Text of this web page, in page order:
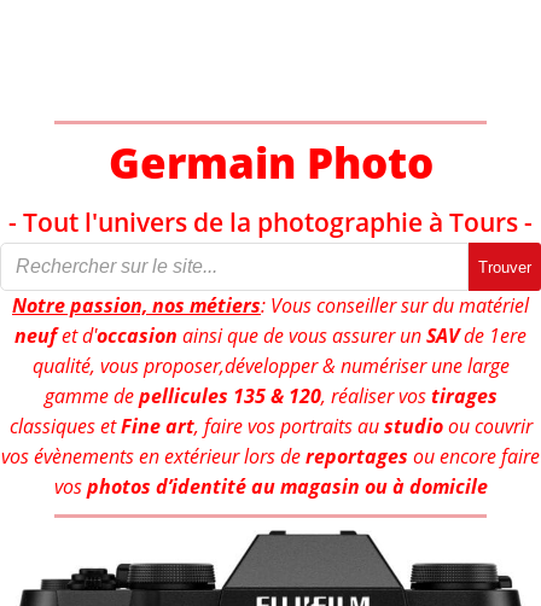
Germain Photo
- Tout l'univers de la photographie à Tours -
Trouver
Notre passion, nos métiers: Vous conseiller sur du matériel
neufet d'occasion ainsi que de vous assurer unSAVde 1ere
qualité, vous proposer,développer & numériser une large
gamme depellicules 135 & 120, réaliser vostirages
classiques etFine art, faire vos portraits austudioou couvrir
vos évènements en extérieur lors dereportages ou encore faire
vosphotos d’identité au magasin ou à domicile